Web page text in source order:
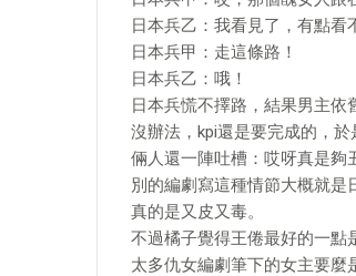
日本兵乙：我看見了，有點看
日本兵甲：走這條路！
日本兵乙：哦！
日本兵慌不擇路，結果男主依
沒辦法，kpi還是要完成的，於
倆人還一陣吐槽：哎呀真是夠
別的編劇寫這種情節大概就是
真的是又皮又毒。
不過橘子覺得王倦最好的一點
太多仇女編劇筆下的女主要麼